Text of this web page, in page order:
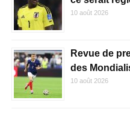
10 août 2026
Revue de
des
10 août 2026